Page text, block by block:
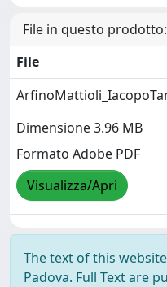
File in questo prodotto:
File
Dimensione 3.96 MB
Formato Adobe PDF
Visualizza/Apri
The text of this
Padova. Full Text are